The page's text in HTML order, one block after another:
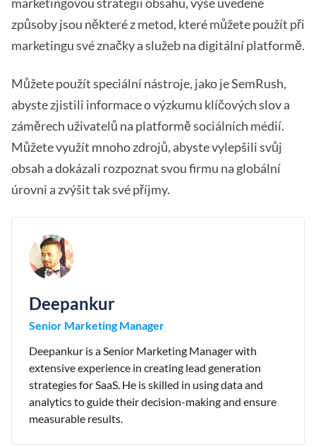
způsoby jsou některé z metod, které můžete použít při
marketingu své značky a služeb na digitální platformě.
Můžete použít speciální nástroje, jako je SemRush,
abyste zjistili informace o výzkumu klíčových slov a
záměrech uživatelů na platformě sociálních médií.
Můžete využít mnoho zdrojů, abyste vylepšili svůj
obsah a dokázali rozpoznat svou firmu na globální
úrovni a zvýšit tak své příjmy.
Deepankur
Senior Marketing Manager
Deepankur is a Senior Marketing Manager with
extensive experience in creating lead generation
strategies for SaaS. He is skilled in using data and
analytics to guide their decision-making and ensure
measurable results.